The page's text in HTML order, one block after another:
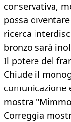
conservativa,
possa
ricerca
bronzo sarà
Il potere del
Chiude il
comunicazione
mostra
Correggia